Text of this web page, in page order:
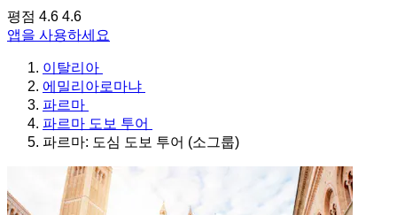
평점 4.6 4.6
앱을 사용하세요
이탈리아
에밀리아로마냐
파르마
파르마 도보 투어
파르마: 도심 도보 투어 (소그룹)